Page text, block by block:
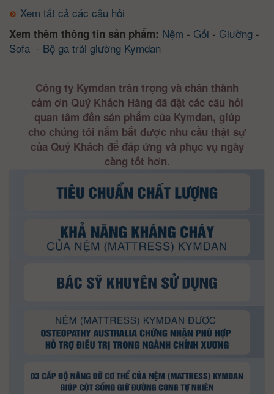
Xem tất cả các câu hỏi
Xem thêm thông tin sản phẩm: Nệm - Gối - Giường -
Sofa - Bộ ga trải giường Kymdan
Công ty Kymdan trân trọng và chân thành
cảm ơn Quý Khách Hàng đã đặt các câu hỏi
quan tâm đến sản phẩm của Kymdan, giúp
cho chúng tôi nắm bắt được nhu cầu thật sự
của Quý Khách để đáp ứng và phục vụ ngày
càng tốt hơn.